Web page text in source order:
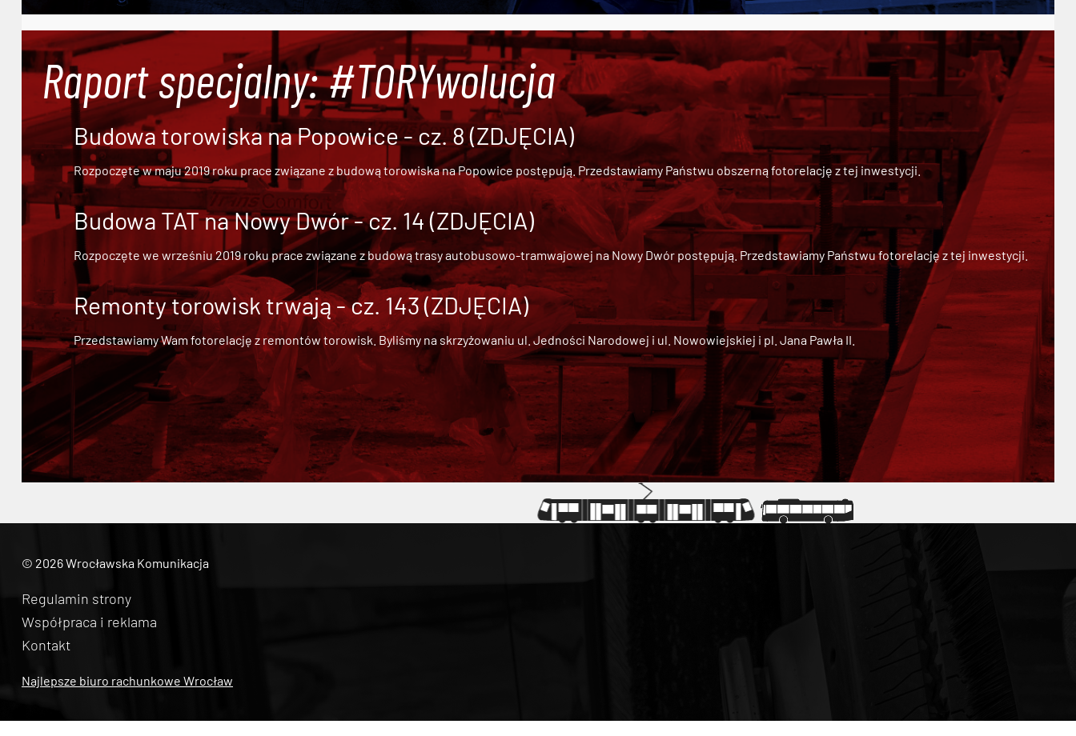
Raport specjalny: #TORYwolucja
Budowa torowiska na Popowice - cz. 8 (ZDJĘCIA)
Rozpoczęte w maju 2019 roku prace związane z budową torowiska na Popowice postępują. Przedstawiamy Państwu obszerną fotorelację z tej inwestycji.
Budowa TAT na Nowy Dwór - cz. 14 (ZDJĘCIA)
Rozpoczęte we wrześniu 2019 roku prace związane zbudową trasy autobusowo-tramwajowej na Nowy Dwórpostępują. Przedstawiamy Państwu fotorelację z tej inwestycji.
Remonty torowisk trwają - cz. 143 (ZDJĘCIA)
Przedstawiamy Wam fotorelację z remontów torowisk. Byliśmy na skrzyżowaniu ul. Jedności Narodowej i ul. Nowowiejskiej i pl. Jana Pawła II.
© 2026 Wrocławska Komunikacja
Regulamin strony
Współpraca i reklama
Kontakt
Najlepsze biuro rachunkowe Wrocław